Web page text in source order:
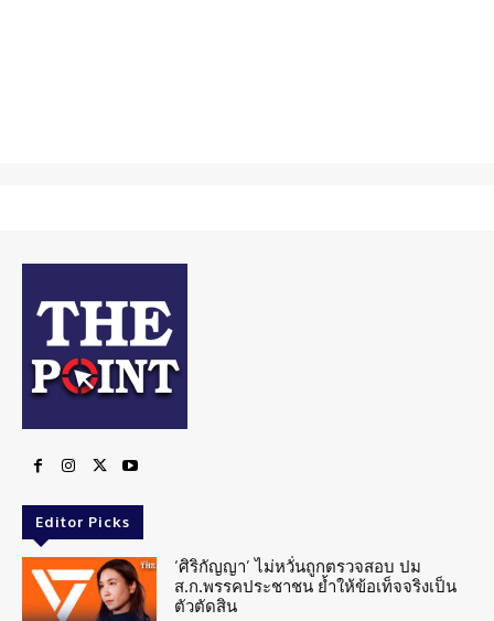
Editor Picks
‘ศิริกัญญา’ ไม่หวั่นถูกตรวจสอบ ปม
ส.ก.พรรคประชาชน ย้ำให้ข้อเท็จจริงเป็น
ตัวตัดสิน